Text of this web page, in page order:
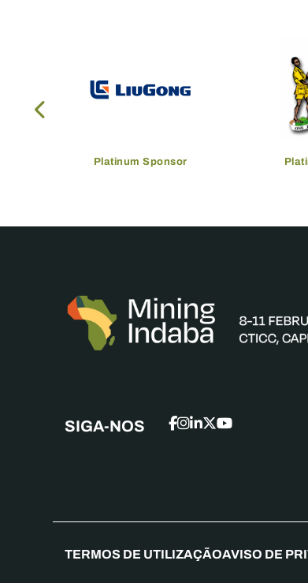
Platinum Sponsor
SIGA-NOS
TERMOS DE UTILIZAÇÃOAVISO DE